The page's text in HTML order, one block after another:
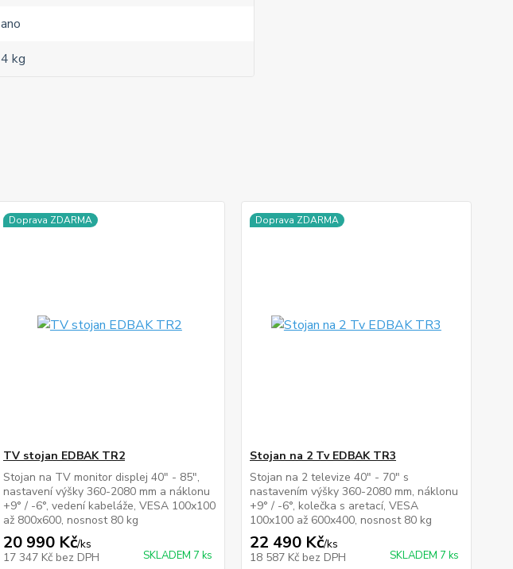
ano
4 kg
Doprava ZDARMA
TV stojan EDBAK TR2
Stojan na TV monitor displej 40" - 85",
nastavení výšky 360-2080 mm a náklonu
+9° / -6°, vedení kabeláže, VESA 100x100
až 800x600, nosnost 80 kg
20 990 Kč/ks
17 347 Kč bez DPH SKLADEM 7 ks
Doprava ZDARMA
Stojan na 2 Tv EDBAK TR3
Stojan na 2 televize 40" - 70" s
nastavením výšky 360-2080 mm, náklonu
+9° / -6°, kolečka s aretací, VESA
100x100 až 600x400, nosnost 80 kg
22 490 Kč/ks
18 587 Kč bez DPH SKLADEM 7 ks